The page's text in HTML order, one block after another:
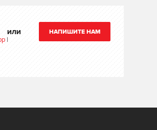
|
ИЛИ НАПИШИТЕ НАМ